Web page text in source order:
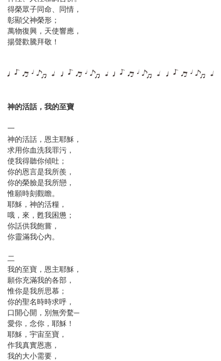
得榮眾子同命、同情，
彰顯父神榮形；
萬物復興，天使響應，
揚聲歡騰拜敬！
神的活話，我的至寶
一
神的活話，恩主耶穌，
求用你血洗我罪污，
使我得聽你傾吐；
你的恩言是我所羨，
你的榮臉是我所戀，
惟願時刻觀瞻。
耶穌，神的活糧，
哦，來，甦我困憊；
你話供我飽嘗，
你靈滿我心內。
二
我的至寶，恩主耶穌，
願你充滿我的各部，
惟你是我所思慕；
你的聖名時時求呼，
口開心開，別無旁騖─
愛你，念你，耶穌！
耶穌，宇宙至寶，
作我真實恩惠，
我的大小需要，